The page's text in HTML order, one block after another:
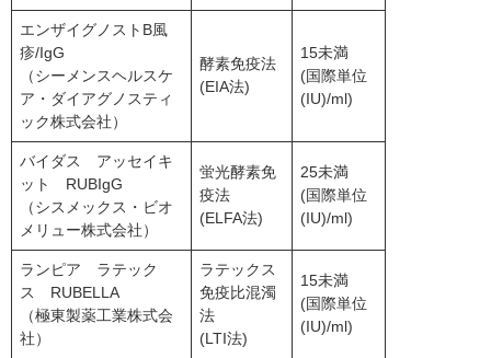
エンザイグノストB風
疹/IgG
（シーメンスヘルスケ
ア・ダイアグノスティ
ック株式会社）
酵素免疫法
(EIA法)
15未満
(国際単位
(IU)/ml)
バイダス アッセイキ
ット RUBIgG
（シスメックス・ビオ
メリュー株式会社）
蛍光酵素免
疫法
(ELFA法)
25未満
(国際単位
(IU)/ml)
ランピア ラテック
ス RUBELLA
（極東製薬工業株式会
社）
ラテックス
免疫比混濁
法
(LTI法)
15未満
(国際単位
(IU)/ml)